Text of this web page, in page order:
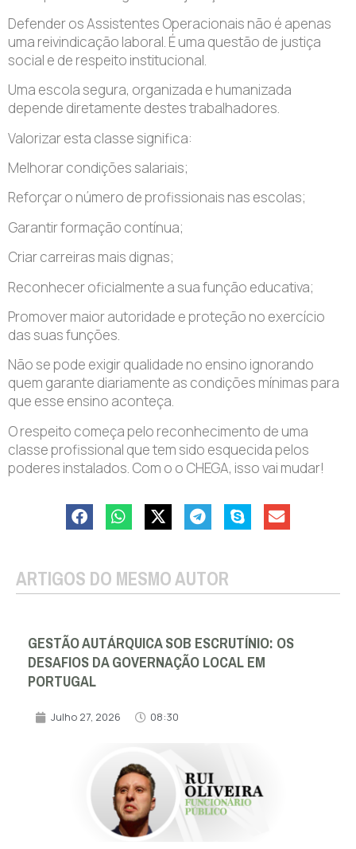
Defender os Assistentes Operacionais não é apenas
uma reivindicação laboral. É uma questão de justiça
social e de respeito institucional.
Uma escola segura, organizada e humanizada
depende diretamente destes trabalhadores.
Valorizar esta classe significa:
Melhorar condições salariais;
Reforçar o número de profissionais nas escolas;
Garantir formação contínua;
Criar carreiras mais dignas;
Reconhecer oficialmente a sua função educativa;
Promover maior autoridade e proteção no exercício
das suas funções.
Não se pode exigir qualidade no ensino ignorando
quem garante diariamente as condições mínimas para
que esse ensino aconteça.
O respeito começa pelo reconhecimento de uma
classe profissional que tem sido esquecida pelos
poderes instalados. Com o o CHEGA, isso vai mudar!
ARTIGOS DO MESMO AUTOR
GESTÃO AUTÁRQUICA SOB ESCRUTÍNIO: OS
DESAFIOS DA GOVERNAÇÃO LOCAL EM
PORTUGAL
Julho 27, 2026 08:30